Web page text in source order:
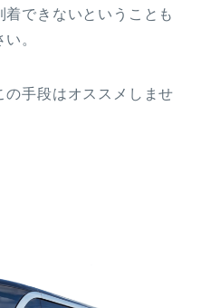
できないということも
。
手段はオススメしませ